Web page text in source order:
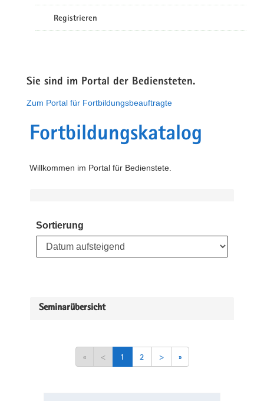
Registrieren
Sie sind im Portal der Bediensteten.
Zum Portal für Fortbildungsbeauftragte
Fortbildungskatalog
Willkommen im Portal für Bedienstete.
Sortierung
Seminarübersicht
« < 1 2 > »